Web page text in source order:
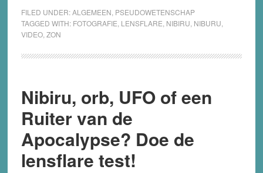
FILED UNDER:ALGEMEEN PSEUDOWETENSCHAP
TAGGED WITH: FOTOGRAFIE LENSFLARE NIBIRU NIBURU
VIDEO, ZON
Nibiru, orb, UFO of een
Ruiter van de
Apocalypse? Doe de
lensflare test!